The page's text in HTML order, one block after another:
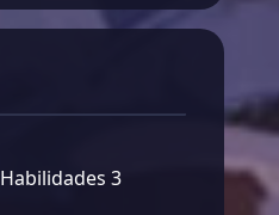
Habilidades 3